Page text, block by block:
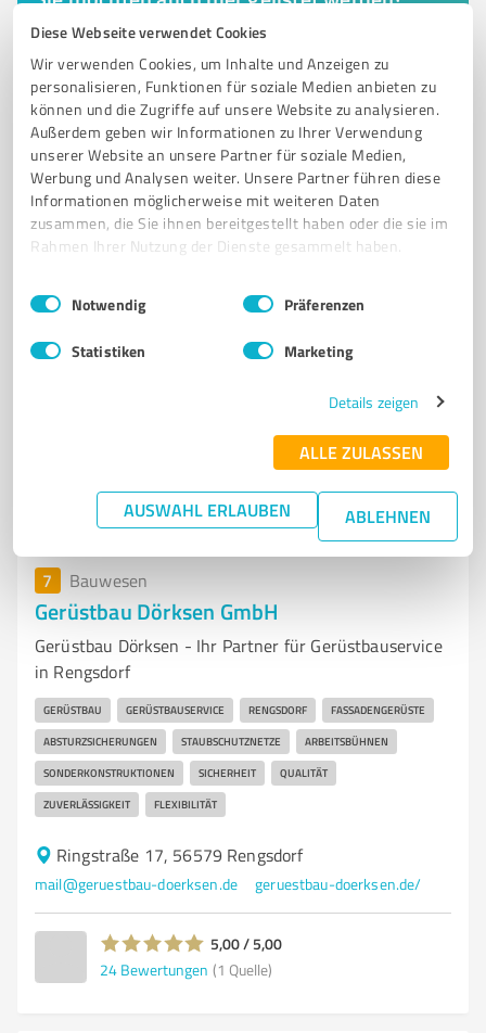
Diese Webseite verwendet Cookies
Wir verwenden Cookies, um Inhalte und Anzeigen zu
personalisieren, Funktionen für soziale Medien anbieten zu
können und die Zugriffe auf unsere Website zu analysieren.
Außerdem geben wir Informationen zu Ihrer Verwendung
unserer Website an unsere Partner für soziale Medien,
Werbung und Analysen weiter. Unsere Partner führen diese
Informationen möglicherweise mit weiteren Daten
zusammen, die Sie ihnen bereitgestellt haben oder die sie im
Rahmen Ihrer Nutzung der Dienste gesammelt haben.
Impressum Datenschutzbestimmungen
Einwilligungsauswahl
Notwendig Präferenzen
Statistiken Marketing
Details zeigen
ALLE ZULASSEN
AUSWAHL ERLAUBEN ABLEHNEN
Registrieren Sie sich jetzt und werden Sie ein von
Kunden empfohlener ProvenExpert!
6 Bauwesen
Horst Schulz Bauunternehmung GmbH
Horst Schulz GmbH: Ihr Partner für Tiefbau in der
Rhein-Mosel-Region
GARTEN- UND LANDSCHAFTSBAU SPEZIALTIEFBAU
Anderbachstraße 2, 56072 Koblenz
h-s-bau.de/
7 Bauwesen
Gerüstbau Dörksen GmbH
Gerüstbau Dörksen - Ihr Partner für Gerüstbauservice
in Rengsdorf
GERÜSTBAU GERÜSTBAUSERVICE RENGSDORF FASSADENGERÜSTE
ABSTURZSICHERUNGEN STAUBSCHUTZNETZE ARBEITSBÜHNEN
SONDERKONSTRUKTIONEN SICHERHEIT QUALITÄT
ZUVERLÄSSIGKEIT FLEXIBILITÄT
Ringstraße 17, 56579 Rengsdorf
mail@geruestbau-doerksen.de geruestbau-doerksen.de/
5,00 / 5,00
24 Bewertungen (1 Quelle)